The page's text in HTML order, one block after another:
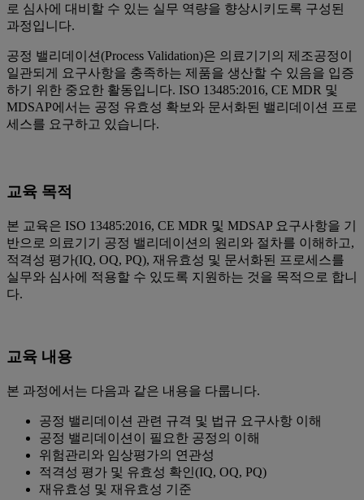
로 심사에 대비할 수 있는 실무 역량을 향상시키도록 구성된
과정입니다.
공정 밸리데이션(Process Validation)은 의료기기의 제조공정이
일관되게 요구사항을 충족하는 제품을 생산할 수 있음을 입증
하기 위한 중요한 활동입니다. ISO 13485:2016, CE MDR 및
MDSAP에서는 공정 유효성 확보와 문서화된 밸리데이션 프로
세스를 요구하고 있습니다.
교육 목적
본 교육은 ISO 13485:2016, CE MDR 및 MDSAP 요구사항을 기
반으로 의료기기 공정 밸리데이션의 원리와 절차를 이해하고,
적격성 평가(IQ, OQ, PQ), 재유효성 및 문서화된 프로세스를
실무와 심사에 적용할 수 있도록 지원하는 것을 목적으로 합니
다.
교육 내용
본 과정에서는 다음과 같은 내용을 다룹니다.
공정 밸리데이션 관련 규격 및 법규 요구사항 이해
공정 밸리데이션이 필요한 공정의 이해
위험관리와 임상평가의 연관성
적격성 평가 및 유효성 확인(IQ, OQ, PQ)
재유효성 및 재유효성 기준